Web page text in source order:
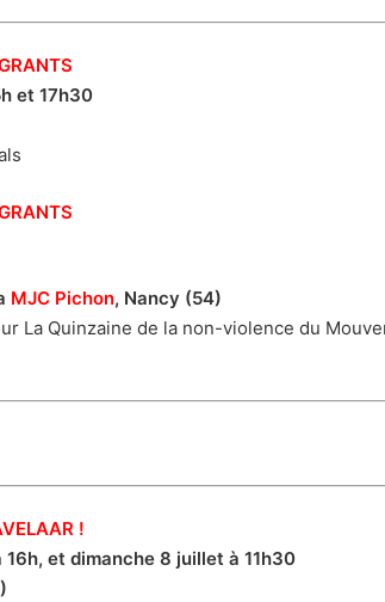
et 17h30
MJC Pichon, Nancy (54)
La Quinzaine de la non-violence du
!
et dimanche 8 juillet à 11h30